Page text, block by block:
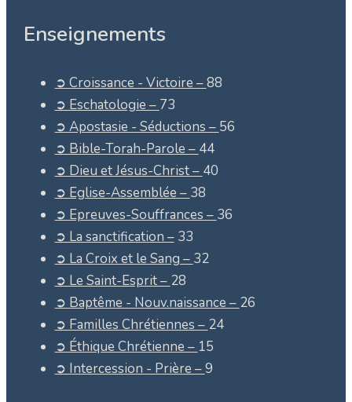
Enseignements
➲ Croissance - Victoire –88
➲ Eschatologie – 73
➲ Apostasie - Séductions – 56
➲ Bible-Torah-Parole – 44
➲ Dieu et Jésus-Christ – 40
➲ Eglise-Assemblée – 38
➲ Epreuves-Souffrances – 36
➲ La sanctification – 33
➲ La Croix et le Sang – 32
➲ Le Saint-Esprit – 28
➲ Baptême - Nouv.naissance – 26
➲ Familles Chrétiennes – 24
➲ Éthique Chrétienne – 15
➲ Intercession - Prière –9